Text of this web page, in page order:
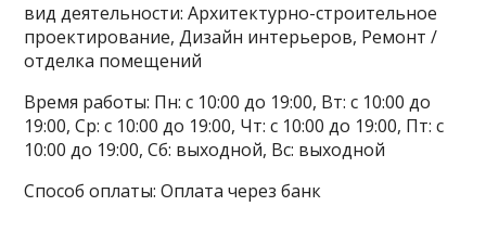
вид деятельности: Архитектурно-строительное
проектирование, Дизайн интерьеров, Ремонт /
отделка помещений
Время работы: Пн: с 10:00 до 19:00, Вт: с 10:00 до
19:00, Ср: с 10:00 до 19:00, Чт: с 10:00 до 19:00, Пт: с
10:00 до 19:00, Сб: выходной, Вс: выходной
Способ оплаты: Оплата через банк